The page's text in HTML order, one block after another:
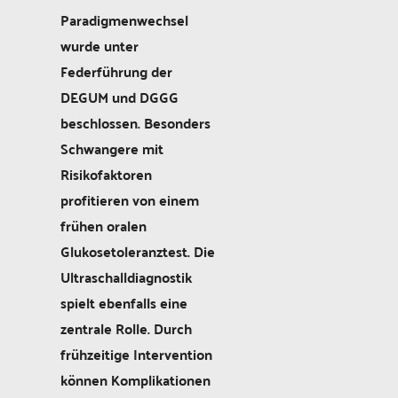
Paradigmenwechsel
wurde unter
Federführung der
DEGUM und DGGG
beschlossen. Besonders
Schwangere mit
Risikofaktoren
profitieren von einem
frühen oralen
Glukosetoleranztest. Die
Ultraschalldiagnostik
spielt ebenfalls eine
zentrale Rolle. Durch
frühzeitige Intervention
können Komplikationen